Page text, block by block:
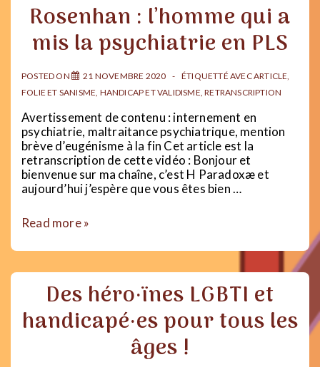
with
2021
Bilan
2020
Rosenhan : l’homme qui a
mis la psychiatrie en PLS
POSTED ON 21 NOVEMBRE 2020 ÉTIQUETTÉ AVECARTICLE,
FOLIE ET SANISME, HANDICAP ET VALIDISME,RETRANSCRIPTION
Avertissement de contenu : internement en
psychiatrie, maltraitance psychiatrique, mention
brève d’eugénisme à la fin Cet article est la
retranscription de cette vidéo : Bonjour et
bienvenue sur ma chaîne, c’est H Paradoxæ et
aujourd’hui j’espère que vous êtes bien …
Rosenhan
l’homme
psychiatrie
Read more »
Des héro·ïnes LGBTI et
handicapé·es pour tous les
âges !